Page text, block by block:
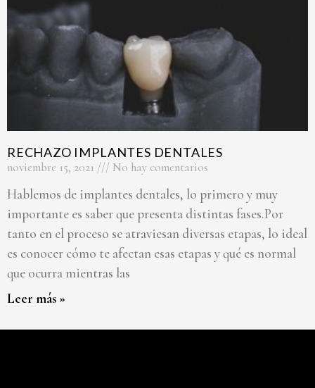
RECHAZO IMPLANTES DENTALES
noviembre 15, 2021 No hay comentarios
Hablemos de implantes dentales, lo primero y muy
importante es saber que presenta distintas fases.Por
tanto en el proceso se atraviesan diversas etapas, lo ideal
es conocer cómo te afectan esas etapas y qué es normal
que ocurra mientras las
Leer más »